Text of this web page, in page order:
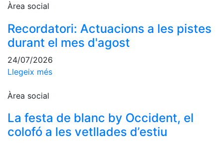
Altres esports
Àrea social
Activitats
culturals
Conferències
Àrea social
Recordatori: Actuacions a les pistes
durant el mes d'agost
24/07/2026
Llegeix més
Àrea social
La festa de blanc by Occident, el
colofó a les vetllades d’estiu